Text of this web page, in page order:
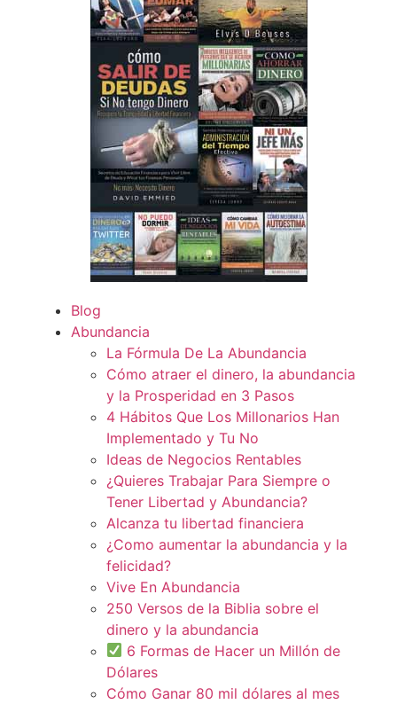
Blog
Abundancia
La Fórmula De La Abundancia
Cómo atraer el dinero, la abundancia
y la Prosperidad en 3 Pasos
4 Hábitos Que Los Millonarios Han
Implementado y Tu No
Ideas de Negocios Rentables
¿Quieres Trabajar Para Siempre o
Tener Libertad y Abundancia?
Alcanza tu libertad financiera
¿Como aumentar la abundancia y la
felicidad?
Vive En Abundancia
250 Versos de la Biblia sobre el
dinero y la abundancia
6 Formas de Hacer un Millón de
Dólares
Cómo Ganar 80 mil dólares al mes